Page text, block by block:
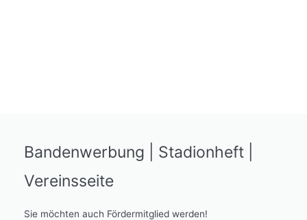
Bandenwerbung | Stadionheft |
Vereinsseite
Sie möchten auch Fördermitglied werden!